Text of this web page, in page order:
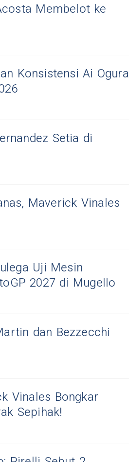
Membelot ke
Konsistensi Ai Ogura
Setia di
Maverick Vinales
Uji Mesin
2027 di Mugello
dan Bezzecchi
Vinales Bongkar
Sepihak!